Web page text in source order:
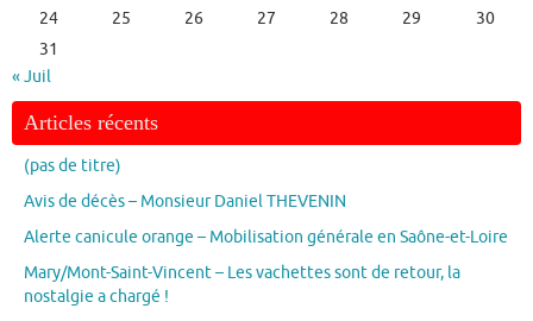
24
25 26 27 28 29
30
31
« Juil
Articles récents
(pas de titre)
Avis de décès – Monsieur Daniel THEVENIN
Alerte canicule orange – Mobilisation générale en Saône-et-Loire
Mary/Mont-Saint-Vincent – Les vachettes sont de retour, la
nostalgie a chargé !